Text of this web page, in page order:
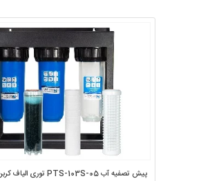
پیش تصفیه آب PTS-103S-05 توری الیاف کربن با استند